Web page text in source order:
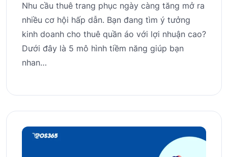
Nhu cầu thuê trang phục ngày càng tăng mở ra
nhiều cơ hội hấp dẫn. Bạn đang tìm ý tưởng
kinh doanh cho thuê quần áo với lợi nhuận cao?
Dưới đây là 5 mô hình tiềm năng giúp bạn
nhan…